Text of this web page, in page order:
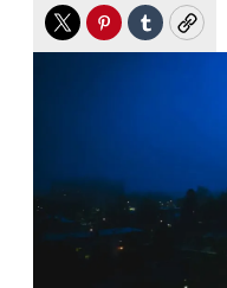
TwitterPinterest
TumblrCopy